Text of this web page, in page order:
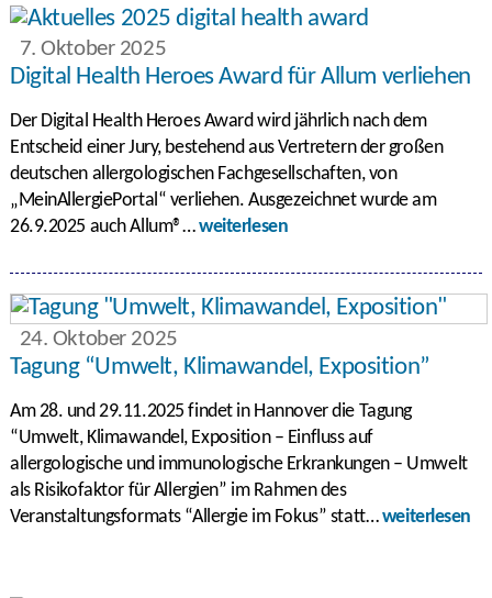
7. Oktober 2025
Digital Health Heroes Award für Allum verliehen
Der Digital Health Heroes Award wird jährlich nach dem
Entscheid einer Jury, bestehend aus Vertretern der großen
deutschen allergologischen Fachgesellschaften, von
„MeinAllergiePortal“ verliehen. Ausgezeichnet wurde am
26.9.2025 auch Allum®…weiterlesen
24. Oktober 2025
Tagung “Umwelt, Klimawandel, Exposition”
Am 28. und 29.11.2025 findet in Hannover die Tagung
“Umwelt, Klimawandel, Exposition – Einfluss auf
allergologische und immunologische Erkrankungen – Umwelt
als Risikofaktor für Allergien” im Rahmen des
Veranstaltungsformats “Allergie im Fokus” statt…weiterlesen